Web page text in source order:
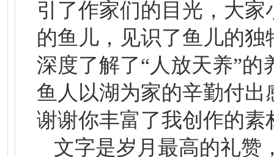
引了作家们的目光，大
的鱼儿，见识了鱼儿的
深度了解了“人放天养”
鱼人以湖为家的辛勤付出
谢谢你丰富了我创作的
文字是岁月最高的礼赞